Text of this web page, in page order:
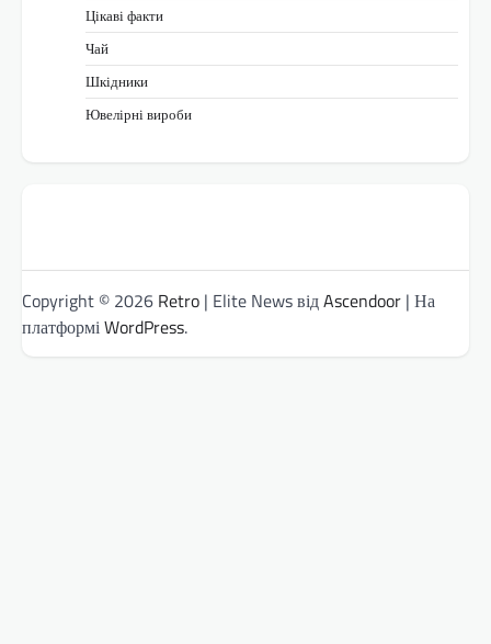
Цікаві факти
Чай
Шкідники
Ювелірні вироби
Copyright © 2026 Retro | Elite News відAscendoor | На
платформіWordPress.